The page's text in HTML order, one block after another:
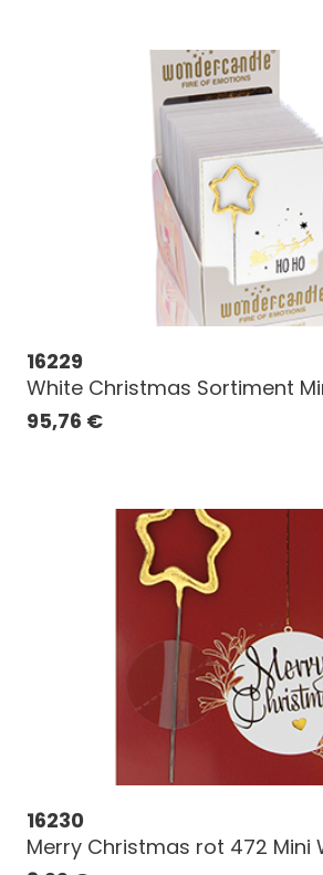
16229
White Christmas Sortiment
95,76 €
16230
Merry Christmas rot 472 Mini